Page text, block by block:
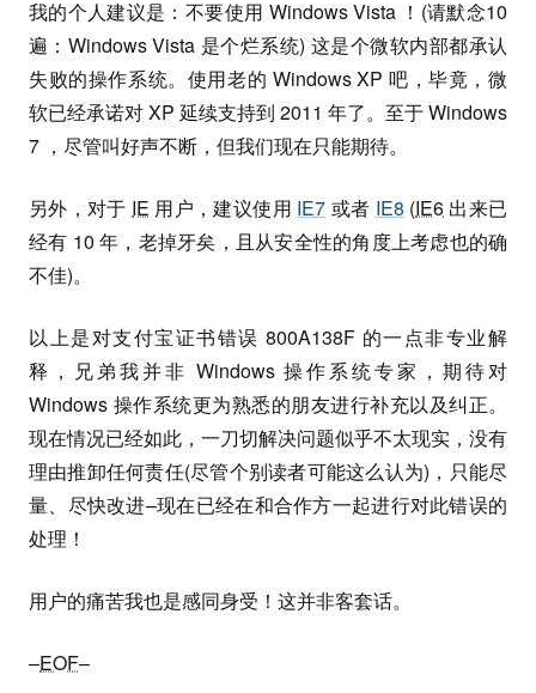
我的个人建议是：不要使用 Windows Vista ！(请默念10
遍：Windows Vista 是个烂系统) 这是个微软内部都承认
失败的操作系统。使用老的 Windows XP 吧，毕竟，微
软已经承诺对 XP 延续支持到 2011 年了。至于 Windows
7 ，尽管叫好声不断，但我们现在只能期待。
另外，对于 IE 用户，建议使用 IE7 或者 IE8 (IE6 出来已
经有 10 年，老掉牙矣，且从安全性的角度上考虑也的确
不佳)。
以上是对支付宝证书错误 800A138F 的一点非专业解
释，兄弟我并非 Windows 操作系统专家，期待对
Windows 操作系统更为熟悉的朋友进行补充以及纠正。
现在情况已经如此，一刀切解决问题似乎不太现实，没有
理由推卸任何责任(尽管个别读者可能这么认为)，只能尽
量、尽快改进–现在已经在和合作方一起进行对此错误的
处理！
用户的痛苦我也是感同身受！这并非客套话。
–EOF–